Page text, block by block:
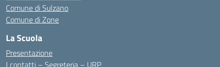
Comune di Sulzano
Comune di Zone
La Scuola
Presentazione
I contatti – Segreteria – URP